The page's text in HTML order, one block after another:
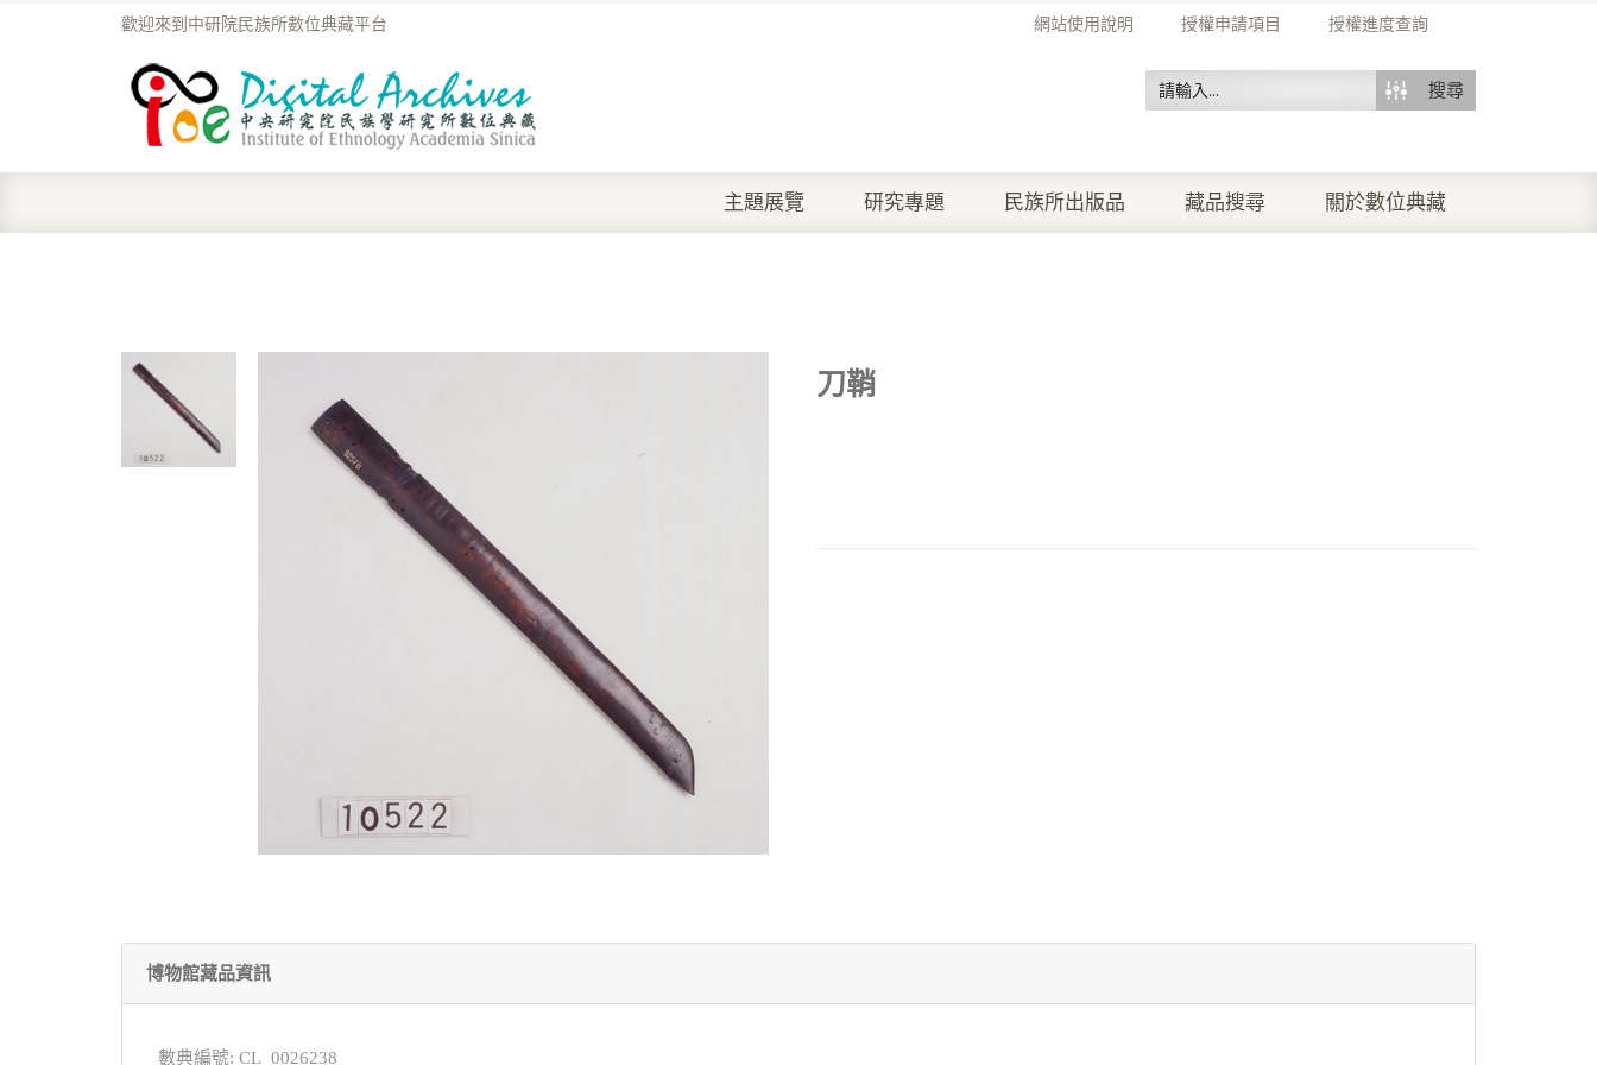
網站使用說明 授權申請項目 授權進度查詢
歡迎來到中研院民族所數位典藏平台
搜尋
主題展覽 研究專題 民族所出版品 藏品搜尋 關於數位典藏
刀鞘
博物館藏品資訊
數典編號: CL_0026238